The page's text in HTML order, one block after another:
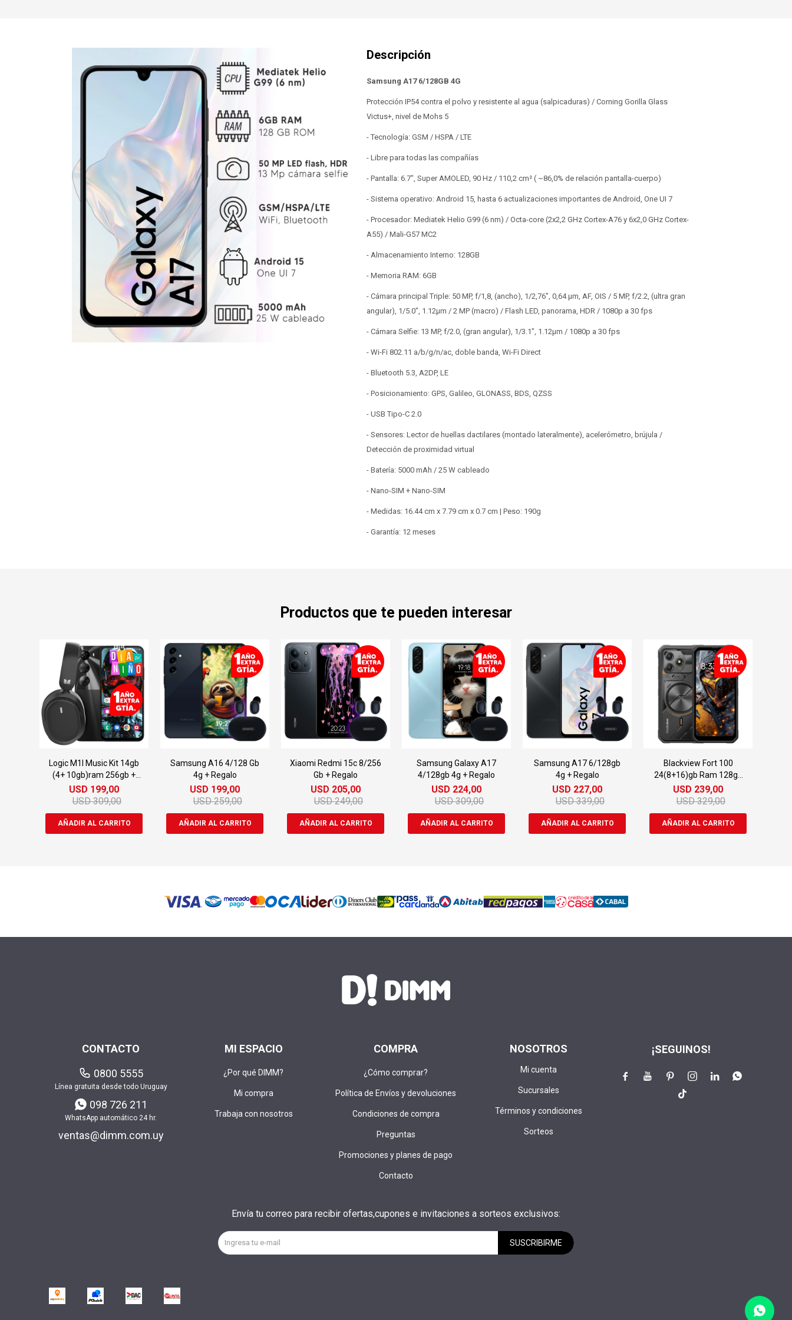
Samsung A17 6/128GB 4G
Protección IP54 contra el polvo y resistente al agua (salpicaduras) / Corning Gorilla Glass
Victus+, nivel de Mohs 5
- Tecnología: GSM / HSPA / LTE
- Libre para todas las compañías
- Pantalla: 6.7", Super AMOLED, 90 Hz / 110,2 cm² ( ~86,0% de relación pantalla-cuerpo)
- Sistema operativo: Android 15, hasta 6 actualizaciones importantes de Android, One UI 7
- Procesador: Mediatek Helio G99 (6 nm) / Octa-core (2x2,2 GHz Cortex-A76 y 6x2,0 GHz Cortex-
A55) / Mali-G57 MC2
- Almacenamiento Interno: 128GB
- Memoria RAM: 6GB
- Cámara principal Triple: 50 MP, f/1,8, (ancho), 1/2,76", 0,64 µm, AF, OIS / 5 MP, f/2.2, (ultra gran
angular), 1/5.0", 1.12µm / 2 MP (macro) / Flash LED, panorama, HDR / 1080p a 30 fps
- Cámara Selfie: 13 MP, f/2.0, (gran angular), 1/3.1", 1.12µm / 1080p a 30 fps
- Wi-Fi 802.11 a/b/g/n/ac, doble banda, Wi-Fi Direct
- Bluetooth 5.3, A2DP, LE
- Posicionamiento: GPS, Galileo, GLONASS, BDS, QZSS
- USB Tipo-C 2.0
- Sensores: Lector de huellas dactilares (montado lateralmente), acelerómetro, brújula /
Detección de proximidad virtual
- Batería: 5000 mAh / 25 W cableado
- Nano-SIM + Nano-SIM
- Medidas: 16.44 cm x 7.79 cm x 0.7 cm | Peso: 190g
- Garantía: 12 meses
Productos que te pueden interesar
Logic M1l Music Kit 14gb
(4+ 10gb)ram 256gb +
Auricular Monster
USD 199,00
USD 309,00
Samsung A16 4/128 Gb
4g + Regalo
USD 199,00
USD 259,00
Xiaomi Redmi 15c 8/256
Gb + Regalo
USD 205,00
USD 249,00
Samsung Galaxy A17
4/128gb 4g + Regalo
USD 224,00
USD 309,00
Samsung A17 6/128gb
4g + Regalo
USD 227,00
USD 339,00
Blackview Fort 100
24(8+16)gb Ram 128gb
4g
USD 239,00
USD 329,00
MI ESPACIO
¿Por qué DIMM?
Mi compra
Trabaja con nosotros
COMPRA
¿Cómo comprar?
Política de Envíos y devoluciones
Condiciones de compra
Preguntas
Promociones y planes de pago
Contacto
NOSOTROS
Mi cuenta
Sucursales
Términos y condiciones
Sorteos
CONTACTO
0800 5555
Línea gratuita desde todo Uruguay
098 726 211
WhatsApp automático 24 hr.
ventas@dimm.com.uy
Envía tu correo para recibir ofertas,cupones e invitaciones a sorteos exclusivos:
SUSCRIBIRME
¡SEGUINOS!
    

